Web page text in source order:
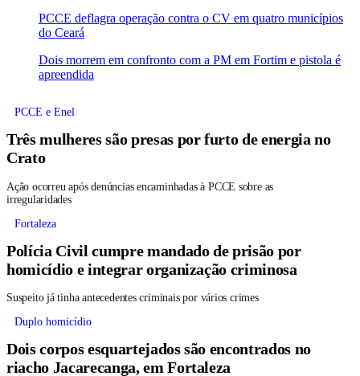
PCCE deflagra operação contra o CV em quatro municípios
do Ceará
Dois morrem em confronto com a PM em Fortim e pistola é
apreendida
PCCE e Enel
Três mulheres são presas por furto de energia no
Crato
Ação ocorreu após denúncias encaminhadas à PCCE sobre as
irregularidades
Fortaleza
Polícia Civil cumpre mandado de prisão por
homicídio e integrar organização criminosa
Suspeito já tinha antecedentes criminais por vários crimes
Duplo homicídio
Dois corpos esquartejados são encontrados no
riacho Jacarecanga, em Fortaleza